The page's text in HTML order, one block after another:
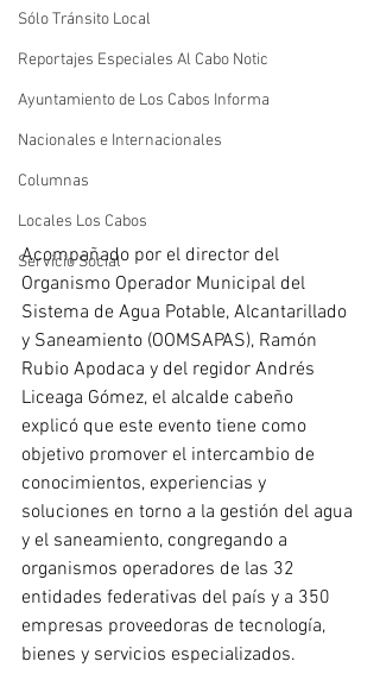
Sólo Tránsito Local
Reportajes Especiales Al Cabo Notic
Ayuntamiento de Los Cabos Informa
Nacionales e Internacionales
Columnas
Locales Los Cabos
Servicio Social
Acompañado por el director del
Organismo Operador Municipal del
Sistema de Agua Potable, Alcantarillado
y Saneamiento (OOMSAPAS), Ramón
Rubio Apodaca y del regidor Andrés
Liceaga Gómez, el alcalde cabeño
explicó que este evento tiene como
objetivo promover el intercambio de
conocimientos, experiencias y
soluciones en torno a la gestión del agua
y el saneamiento, congregando a
organismos operadores de las 32
entidades federativas del país y a 350
empresas proveedoras de tecnología,
bienes y servicios especializados.